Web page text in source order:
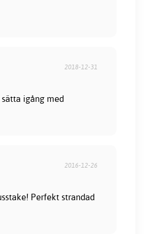
2018-12-31
igång med
2016-12-26
Perfekt strandad